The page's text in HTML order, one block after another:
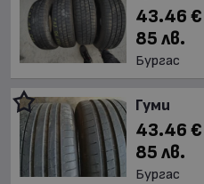
43.46 €
85 лв.
Бургас
Гуми
43.46 €
85 лв.
Бургас